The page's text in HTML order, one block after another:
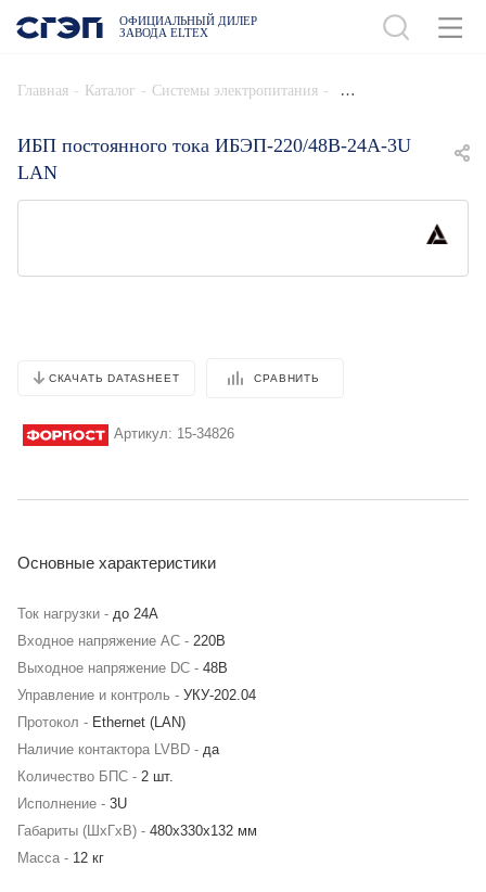
ОФИЦИАЛЬНЫЙ ДИЛЕР
ЗАВОДА ELTEX
Главная - Каталог - Системы электропитания -
ИБП постоянного тока ИБЭП-220/48B-24A-3U
LAN
СКАЧАТЬ DATASHEET СРАВНИТЬ
Артикул: 15-34826
Основные характеристики
Ток нагрузки - до 24А
Входное напряжение AC - 220В
Выходное напряжение DC - 48В
Управление и контроль - УКУ-202.04
Протокол - Ethernet (LAN)
Наличие контактора LVBD - да
Количество БПС - 2 шт.
Исполнение - 3U
Габариты (ШхГхВ) - 480х330х132 мм
Масса - 12 кг